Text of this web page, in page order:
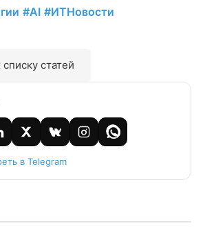
#AI #ИТНовости
статей
в Telegram